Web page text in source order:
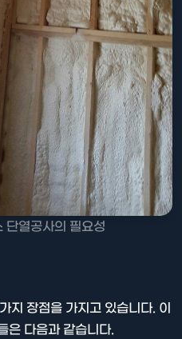
단열공사의 필요성
지 장점을 가지고 있습니다. 이
은 다음과 같습니다.